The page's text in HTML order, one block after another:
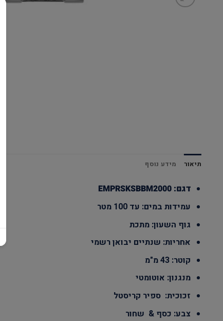
תיאור מידע נוסף
דגם: EMPRSKSBBM2000
עמידות במים: עד 100 מטר
גוף השעון: מתכת
אחריות: שנתיים יבואן רשמי
קוטר: 43 מ"מ
מנגנון: אוטומטי
זכוכית: ספיר קריסטל
צבע: כסף & שחור